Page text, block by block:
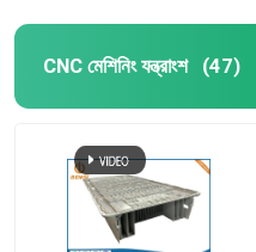
CNC মেশিনিং যন্ত্রাংশ (47)